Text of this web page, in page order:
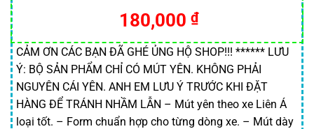
dựa trên
đánh giá
180,000 ₫
CẢM ƠN CÁC BẠN ĐÃ GHÉ ỦNG HỘ SHOP!!! ****** LƯU
Ý: BỘ SẢN PHẨM CHỈ CÓ MÚT YÊN. KHÔNG PHẢI
NGUYÊN CÁI YÊN. ANH EM LƯU Ý TRƯỚC KHI ĐẶT
HÀNG ĐỂ TRÁNH NHẦM LẪN – Mút yên theo xe Liên Á
loại tốt. – Form chuẩn hợp cho từng dòng xe. – Mút dày